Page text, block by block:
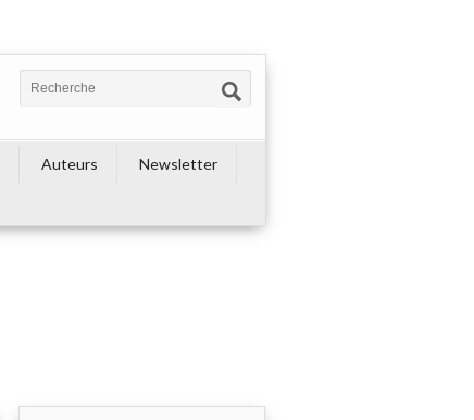
Auteurs
Newsletter